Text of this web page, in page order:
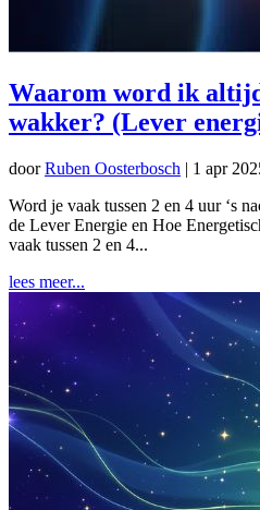
Waarom word ik
wakker? (Lever
doorRuben Oosterbosch | 1 apr
Word je vaak tussen 2 en 4 uur ‘s
de Lever Energie en Hoe
vaak tussen 2 en 4...
lees meer...